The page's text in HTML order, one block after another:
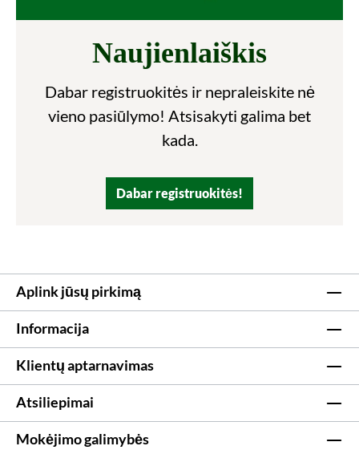
Naujienlaiškis
Dabar registruokitės ir nepraleiskite nė
vieno pasiūlymo! Atsisakyti galima bet
kada.
Dabar registruokitės!
Aplink jūsų pirkimą
Informacija
Klientų aptarnavimas
Atsiliepimai
Mokėjimo galimybės